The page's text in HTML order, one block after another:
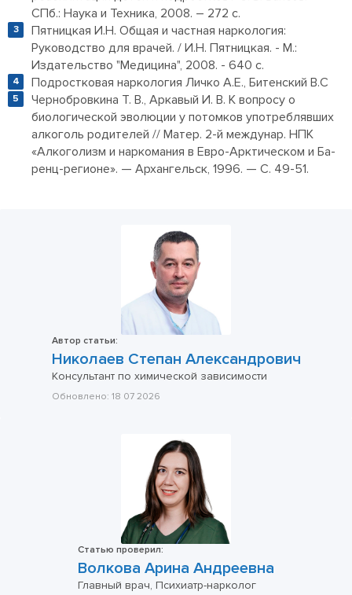
СПб.: Наука и Техника, 2008. – 272 с.
Пятницкая И.Н. Общая и частная наркология:
Руководство для врачей. / И.Н. Пятницкая. - М.:
Издательство "Медицина", 2008. - 640 с.
Подростковая наркология Личко А.Е., Битенский В.С
Чернобровкина Т. В., Аркавый И. В. К вопросу о
биологической эволюции у потомков употреблявших
алкоголь родителей // Матер. 2-й междунар. НПК
«Алкоголизм и наркомания в Евро-Арктическом и Ба-
ренц-регионе». — Архангельск, 1996. — С. 49-51.
Автор статьи:
Николаев Степан Александрович
Консультант по химической зависимости
Обновлено: 18 07 2026
Статью проверил:
Волкова Арина Андреевна
Главный врач, Психиатр-нарколог